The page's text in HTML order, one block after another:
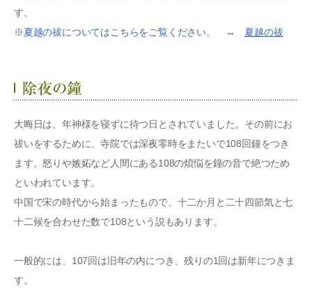
す。
※夏越の祓についてはこちらをご覧ください。 → 夏越の祓
大晦日は、年神様を寝ずに待つ日とされていました。その前にお
祓いをするために、寺院では深夜零時をまたいで108回鐘をつき
ます。怒りや嫉妬など人間にある108の煩悩を鐘の音で絶つため
といわれています。
中国で宋の時代から始まったもので、十二か月と二十四節気と七
十二候を合わせた数で108という説もあります。
一般的には、107回は旧年の内につき、残りの1回は新年につきま
す。